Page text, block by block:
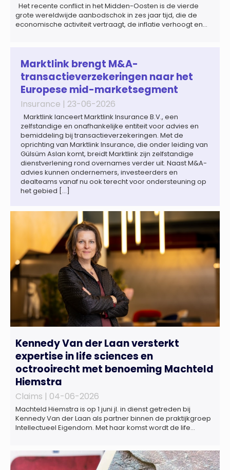
Het recente conflict in het Midden-Oosten is de vierde
grote wereldwijde aanbodschok in zes jaar tijd, die de
economische activiteit vertraagt, de inflatie verhoogt en
wereldwijd naar verwachting afnemen tot 1,3% in reële
termen in […]
Marktlink brengt M&A-
transactieverzekeringen naar het
Europese mid-marketsegment
Insurance | 23-06-2026
Marktlink lanceert Marktlink Insurance B.V., een
zelfstandige en onafhankelijke entiteit voor advies en
bemiddeling bij transactieverzekeringen. Met de
oprichting van Marktlink Insurance, die onder leiding van
Gülsüm Aslan komt, breidt Marktlink zijn zelfstandige
dienstverlening rond overnames verder uit. Naast M&A-
advies kunnen ondernemers, investeerders en
dealteams vanaf nu ook terecht voor ondersteuning op
het gebied […]
Kennedy Van der Laan versterkt
expertise in life sciences en
octrooirecht met benoeming Machteld
Hiemstra
Claims | 04-06-2026
Machteld Hiemstra is op 1 juni jl. in dienst getreden bij
Kennedy Van der Laan als partner binnen de praktijkgroep
Intellectueel Eigendom. Met haar komst wordt de life
gespecialiseerd in nationale en internationale wet- en
regelgeving relevant voor de life sciences sector en de […]